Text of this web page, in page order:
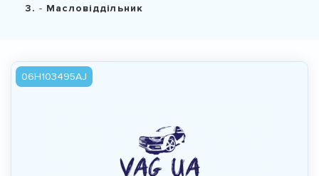
Масловіддільник
06H103495AJ